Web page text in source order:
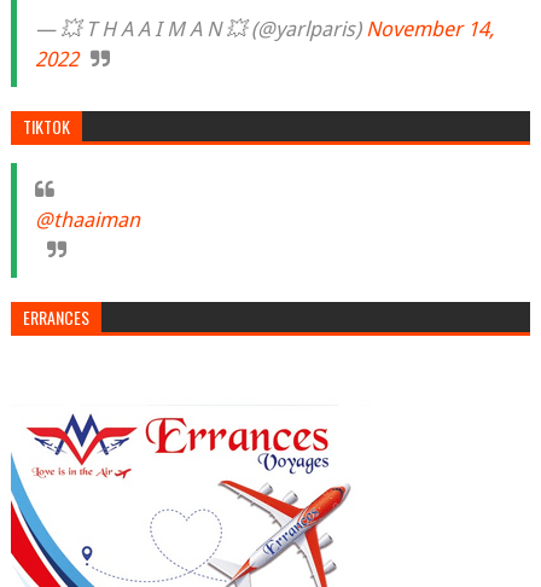
— 💥 T H A A I M A N 💥 (@yarlparis) November 14,
2022
TIKTOK
@thaaiman
ERRANCES